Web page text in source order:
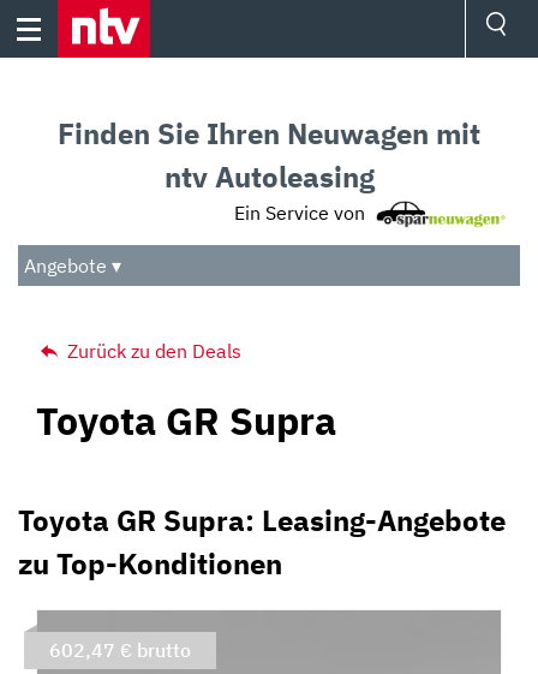
Skip
Audio
Das Beste
Finden Sie Ihren Neuwagen mit
ntv Autoleasing
Ein Service von
Angebote ▾
Zurück zu den Deals
Toyota GR Supra
Toyota GR Supra: Leasing-Angebote
zu Top-Konditionen
602,47 € brutto